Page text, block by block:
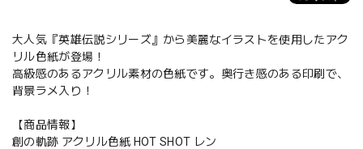
大人気『英雄伝説シリーズ』から美麗なイラストを使用したアク
リル色紙が登場！
高級感のあるアクリル素材の色紙です。奥行き感のある印刷で、
背景ラメ入り！
【商品情報】
創の軌跡 アクリル色紙 HOT SHOT レン